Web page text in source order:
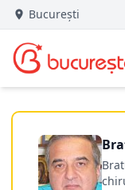
București